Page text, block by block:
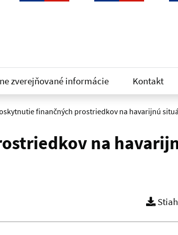
zverejňované informácie Kontakt
finančných prostriedkov na havarijnú
na